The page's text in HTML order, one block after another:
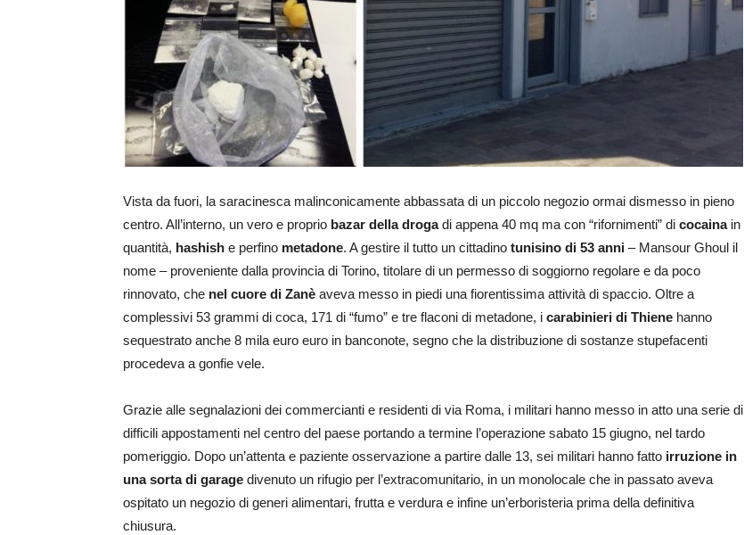
Vista da fuori, la saracinesca malinconicamente abbassata di un piccolo negozio ormai dismesso in pieno
centro. All’interno, un vero e proprio bazar della drogadi appena 40 mq ma con “rifornimenti” di cocainain
quantità, hashish e perfino metadone. A gestire il tutto un cittadino tunisino di 53 anni – Mansour Ghoul il
nome – proveniente dalla provincia di Torino, titolare di un permesso di soggiorno regolare e da poco
rinnovato, che nel cuore di Zanè aveva messo in piedi una fiorentissima attività di spaccio. Oltre a
complessivi 53 grammi di coca, 171 di “fumo” e tre flaconi di metadone, i carabinieri di Thiene hanno
sequestrato anche 8 mila euro euro in banconote, segno che la distribuzione di sostanze stupefacenti
procedeva a gonfie vele.
Grazie alle segnalazioni dei commercianti e residenti di via Roma, i militari hanno messo in atto una serie di
difficili appostamenti nel centro del paese portando a termine l’operazione sabato 15 giugno, nel tardo
pomeriggio. Dopo un’attenta e paziente osservazione a partire dalle 13, sei militari hanno fatto irruzione in
una sorta di garage divenuto un rifugio per l’extracomunitario, in un monolocale che in passato aveva
ospitato un negozio di generi alimentari, frutta e verdura e infine un’erboristeria prima della definitiva
chiusura.